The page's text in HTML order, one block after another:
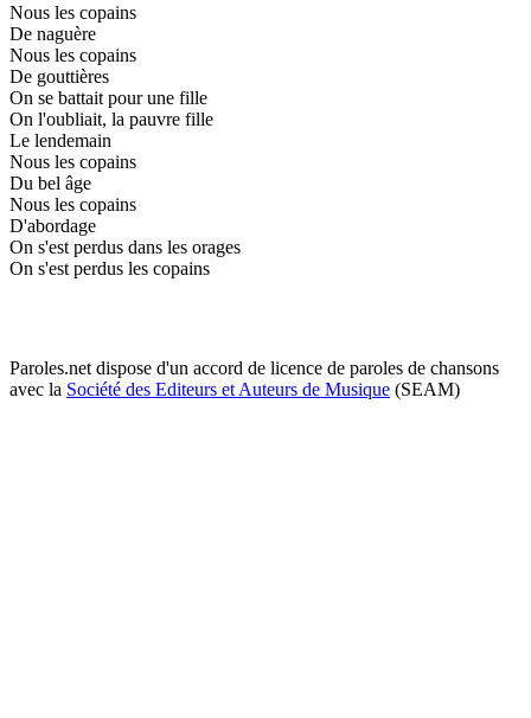
Nous les copains
De naguère
Nous les copains
De gouttières
On se battait pour une fille
On l'oubliait, la pauvre fille
Le lendemain
Nous les copains
Du bel âge
Nous les copains
D'abordage
On s'est perdus dans les orages
On s'est perdus les copains
Paroles.net dispose d'un accord de licence de paroles de chansons
avec la Société des Editeurs et Auteurs de Musique (SEAM)